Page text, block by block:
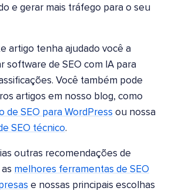
e gerar mais tráfego para o seu
artigo tenha ajudado você a
software de SEO com IA para
Você também pode
artigos em nosso blog, como
de SEO para WordPress ou nossa
SEO técnico.
outras recomendações de
melhores ferramentas de SEO
e nossas principais escolhas